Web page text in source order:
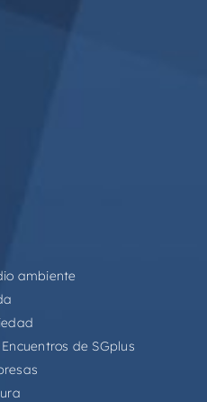
ambiente
de SGplus